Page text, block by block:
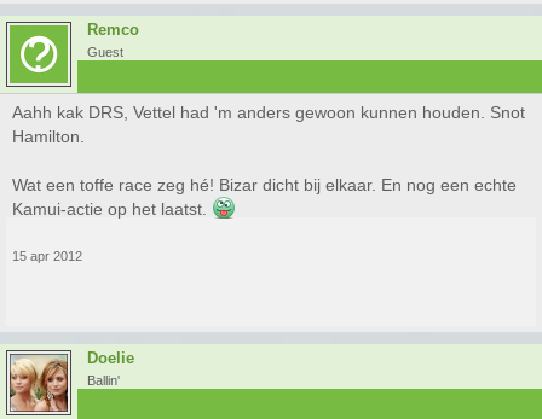
Remco
Guest
Aahh kak DRS, Vettel had 'm anders gewoon kunnen houden. Snot
Hamilton.
Wat een toffe race zeg hé! Bizar dicht bij elkaar. En nog een echte
Kamui-actie op het laatst.
15 apr 2012
Doelie
Ballin'